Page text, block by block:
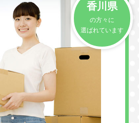
香川県
の方々に
選ばれています